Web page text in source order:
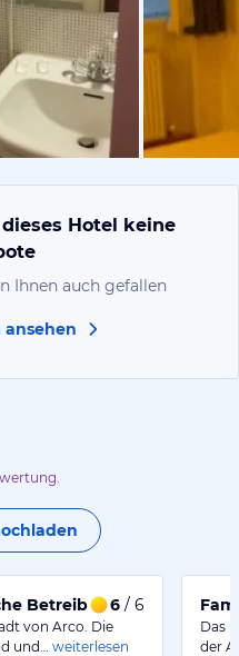
von
Hotel keine
Ihnen auch gefallen
Betreiber 6 / 6
von Arco. Die
und…
weiterlesen
Das
der